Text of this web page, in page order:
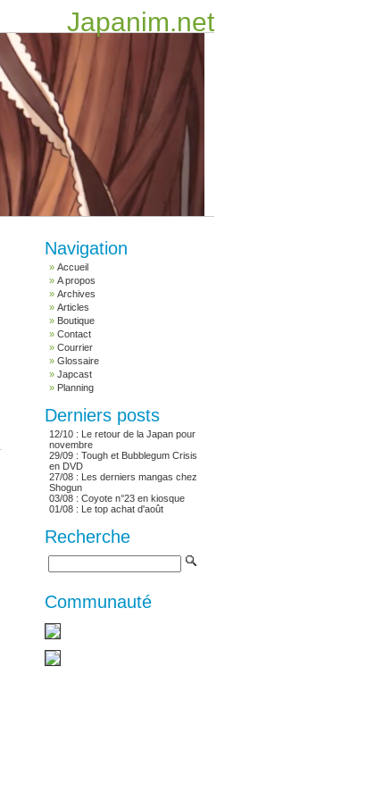
Japanim.net
Navigation
Accueil
A propos
Archives
Articles
Boutique
Contact
Courrier
Glossaire
Japcast
Planning
Derniers posts
12/10 : Le retour de la Japan pour
novembre
29/09 : Tough et Bubblegum Crisis
en DVD
27/08 : Les derniers mangas chez
Shogun
03/08 : Coyote n°23 en kiosque
01/08 : Le top achat d'août
Recherche
Communauté